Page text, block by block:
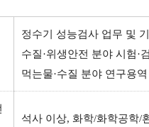
정수기 성능검사 업무 및
수질·위생안전 분야 시험·
먹는물·수질 분야 연구용
석사 이상, 화학/화학공학/